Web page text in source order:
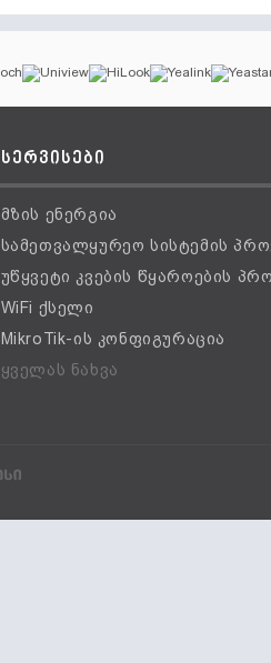
სერვისები
მზის ენერგია
სამეთვალყურეო სისტემის
უწყვეტი კვების წყაროების
WiFi ქსელი
MikroTik-ის კონფიგურაცია
ყველას ნახვა